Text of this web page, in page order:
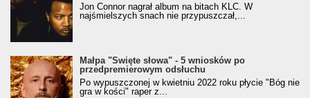
Jon Connor nagrał album na bitach KLC. W
najśmielszych snach nie przypuszczał,...
Małpa "Święte słowa" - 5 wniosków po
przedpremierowym odsłuchu
Po wypuszczonej w kwietniu 2022 roku płycie "Bóg nie
gra w kości" raper z...